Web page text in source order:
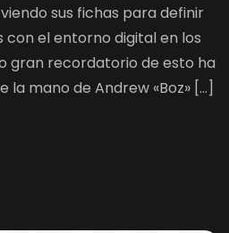
sus fichas para definir
el entorno digital en los
gran recordatorio de esto ha
mano de Andrew «Boz» […]